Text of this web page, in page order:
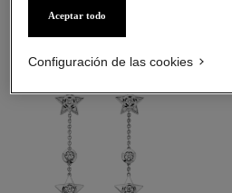
Aceptar todo
Configuración de las cookies